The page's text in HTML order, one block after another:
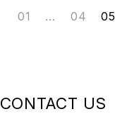
01 ... 04 05
CONTACT US